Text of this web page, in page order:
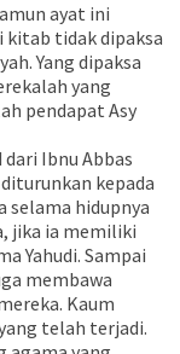
ayat ini
kitab tidak dipaksa
Yang dipaksa
yang
pendapat Asy
dari Ibnu Abbas
kepada
selama hidupnya
jika ia memiliki
Yahudi. Sampai
membawa
Kaum
telah terjadi.